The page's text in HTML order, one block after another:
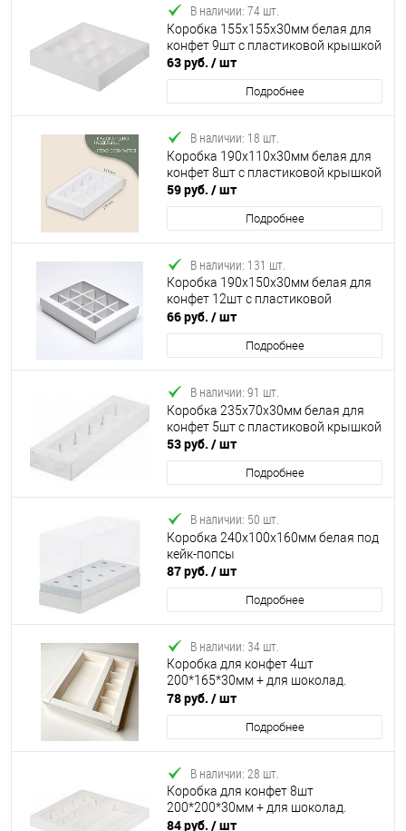
В наличии: 74 шт.
Коробка 155х155х30мм белая для
конфет 9шт с пластиковой крышкой
63 руб. / шт
Подробнее
В наличии: 18 шт.
Коробка 190х110х30мм белая для
конфет 8шт с пластиковой крышкой
59 руб. / шт
Подробнее
В наличии: 131 шт.
Коробка 190х150х30мм белая для
конфет 12шт с пластиковой
крышкой
66 руб. / шт
Подробнее
В наличии: 91 шт.
Коробка 235х70х30мм белая для
конфет 5шт с пластиковой крышкой
53 руб. / шт
Подробнее
В наличии: 50 шт.
Коробка 240х100х160мм белая под
кейк-попсы
87 руб. / шт
Подробнее
В наличии: 34 шт.
Коробка для конфет 4шт
200*165*30мм + для шоколад.
плитки 170*80 мм с пласт.крышкой
78 руб. / шт
Подробнее
В наличии: 28 шт.
Коробка для конфет 8шт
200*200*30мм + для шоколад.
плитки 170*80мм с пластик.
84 руб. / шт